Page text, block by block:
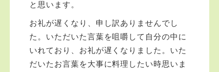
と思います。
お礼が遅くなり、申し訳ありませんでし
た。いただいた言葉を咀嚼して自分の中に
いれており、お礼が遅くなりました。いた
だいたお言葉を大事に料理したい時思いま